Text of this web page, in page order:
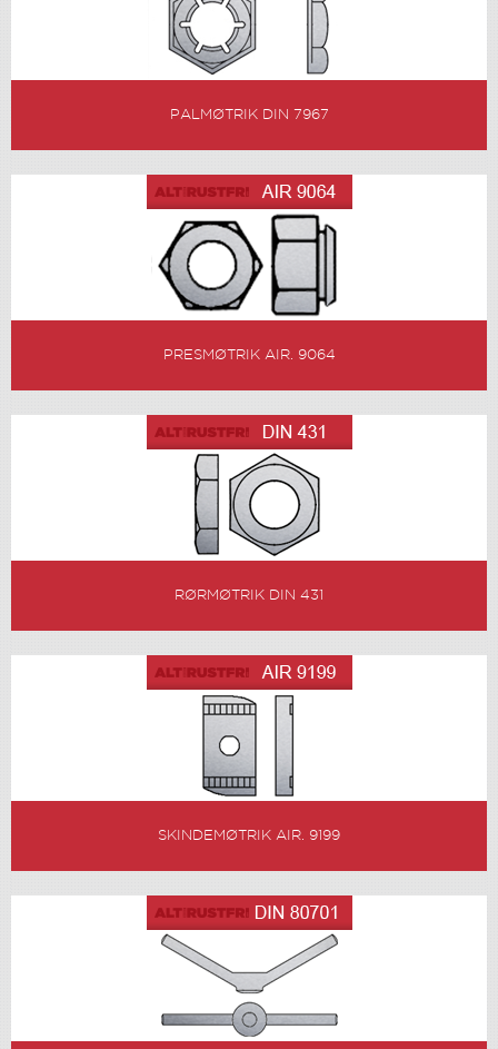
PALMØTRIK DIN 7967
PRESMØTRIK AIR. 9064
RØRMØTRIK DIN 431
SKINDEMØTRIK AIR. 9199